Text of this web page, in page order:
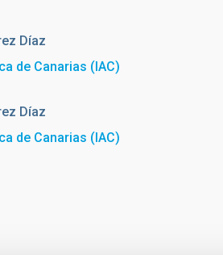
Díaz
de Canarias (IAC)
Díaz
de Canarias (IAC)